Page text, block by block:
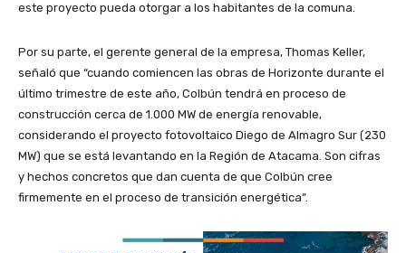
este proyecto pueda otorgar a los habitantes de la comuna.
Por su parte, el gerente general de la empresa, Thomas Keller,
señaló que “cuando comiencen las obras de Horizonte durante el
último trimestre de este año, Colbún tendrá en proceso de
construcción cerca de 1.000 MW de energía renovable,
considerando el proyecto fotovoltaico Diego de Almagro Sur (230
MW) que se está levantando en la Región de Atacama. Son cifras
y hechos concretos que dan cuenta de que Colbún cree
firmemente en el proceso de transición energética”.